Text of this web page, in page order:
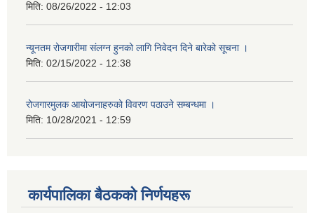
मिति: 08/26/2022 - 12:03
न्यूनतम रोजगारीमा संलग्न हुनको लागि निवेदन दिने बारेको सूचना ।
मिति: 02/15/2022 - 12:38
रोजगारमुलक आयोजनाहरुको विवरण पठाउने सम्बन्धमा ।
मिति: 10/28/2021 - 12:59
कार्यपालिका बैठकको निर्णयहरू